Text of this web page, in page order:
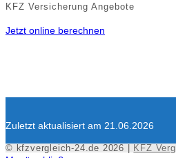
KFZ Versicherung Angebote
Jetzt online berechnen
Zuletzt aktualisiert am 21.06.2026
© kfzvergleich-24.de 2026 | KFZ